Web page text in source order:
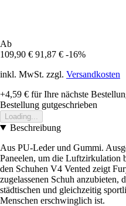
Ab
109,90 € 91,87 € -16%
inkl. MwSt. zzgl. Versandkosten
+4,59 € für Ihre nächste
Bestellung gutgeschrieben
Loading...
Beschreibung
Aus PU-Leder und Gummi.
Paneelen, um die Luftzirkulation
den Schuhen V4 Vented zeigt
zugelassenen Schuh anzubieten,
städtischen und gleichzeitig
Menschen erschwinglich ist.